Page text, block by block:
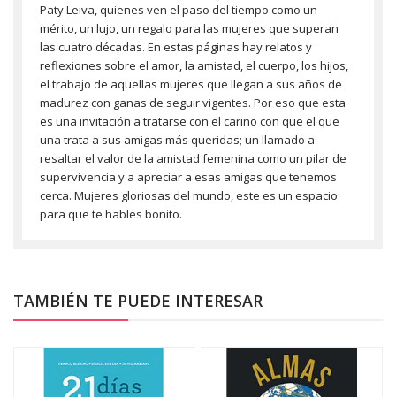
Paty Leiva, quienes ven el paso del tiempo como un
mérito, un lujo, un regalo para las mujeres que superan
las cuatro décadas. En estas páginas hay relatos y
reflexiones sobre el amor, la amistad, el cuerpo, los hijos,
el trabajo de aquellas mujeres que llegan a sus años de
madurez con ganas de seguir vigentes. Por eso que esta
es una invitación a tratarse con el cariño con que el que
una trata a sus amigas más queridas; un llamado a
resaltar el valor de la amistad femenina como un pilar de
supervivencia y a apreciar a esas amigas que tenemos
cerca. Mujeres gloriosas del mundo, este es un espacio
para que te hables bonito.
TAMBIÉN TE PUEDE INTERESAR